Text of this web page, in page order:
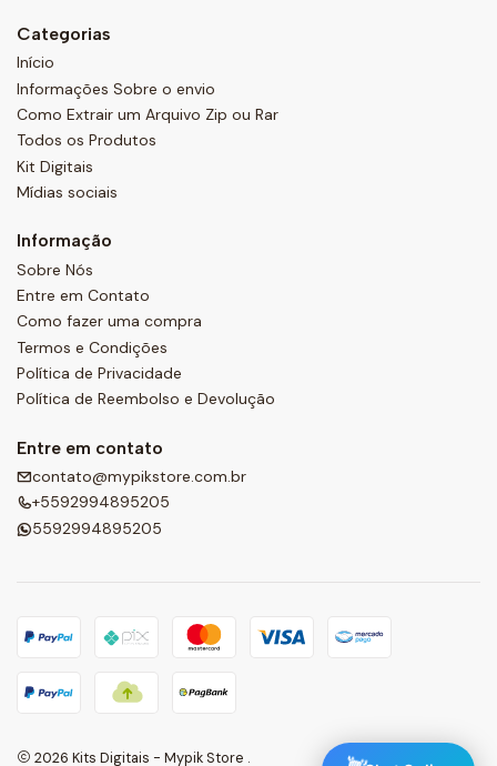
Categorias
Início
Informações Sobre o envio
Como Extrair um Arquivo Zip ou Rar
Todos os Produtos
Kit Digitais
Mídias sociais
Informação
Sobre Nós
Entre em Contato
Como fazer uma compra
Termos e Condições
Política de Privacidade
Política de Reembolso e Devolução
Entre em contato
contato@mypikstore.com.br
+5592994895205
5592994895205
2026 Kits Digitais - Mypik Store .